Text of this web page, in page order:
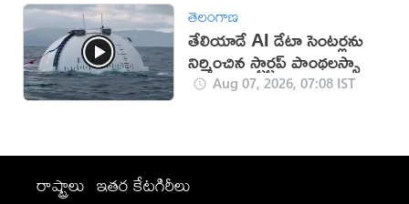
తెలంగాణ
తేలియాడే AI డేటా సెంటర్లను
నిర్మించిన స్టార్టప్ పాంథలస్సా
Aug 07, 2026, 07:08 IST
రాష్ట్రాలు ఇతర కేటగిరీలు